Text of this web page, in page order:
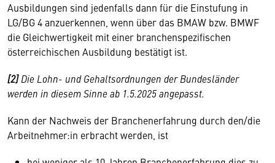
Ausbildungen sind jedenfalls dann für die Einstufung in
LG/BG 4 anzuerkennen, wenn über das BMAW bzw. BMWF
die Gleichwertigkeit mit einer branchenspezifischen
österreichischen Ausbildung bestätigt ist.
[2]Die Lohn- und Gehaltsordnungen der Bundesländer
werden in diesem Sinne ab 1.5.2025 angepasst.
Kann der Nachweis der Branchenerfahrung durch den/die
Arbeitnehmer:in erbracht werden, ist